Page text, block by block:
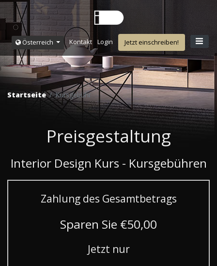
Österreich Kontakt Login Jetzt einschreiben!
Startseite Kursgebühr
Preisgestaltung
Interior Design Kurs - Kursgebühren
Zahlung des Gesamtbetrags
Sparen Sie €50,00
Jetzt nur